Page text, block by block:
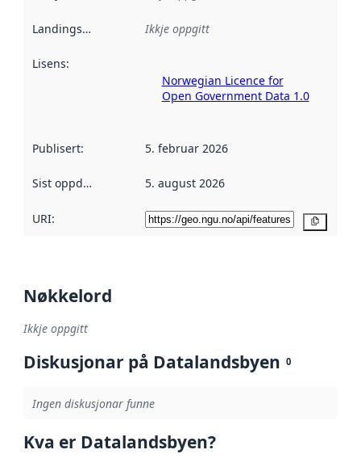
Landingsside Ikkje oppgitt
Lisens:
Norwegian Licence for
Open Government Data 1.0
Publisert: 5. februar 2026
Sist oppdatert 5. august 2026
URI:
Nøkkelord
Ikkje oppgitt
Diskusjonar på Datalandsbyen 0
Ingen diskusjonar funne
Kva er Datalandsbyen?